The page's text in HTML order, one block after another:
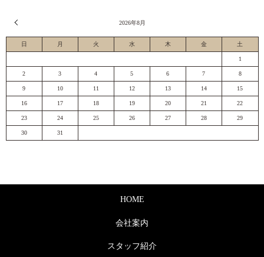
2026年8月
日 月 火 水 木 金 土
1
2 3 4 5 6 7 8
9 10 11 12 13 14 15
16 17 18 19 20 21 22
23 24 25 26 27 28 29
30 31
HOME
会社案内
スタッフ紹介